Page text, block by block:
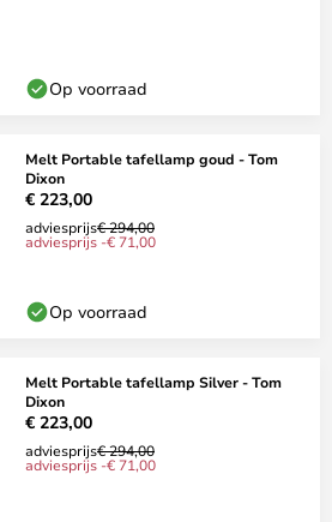
Op voorraad
Melt Portable tafellamp goud - Tom
Dixon
€ 223,00
adviesprijs€ 294,00
adviesprijs -€ 71,00
Op voorraad
Melt Portable tafellamp Silver - Tom
Dixon
€ 223,00
adviesprijs€ 294,00
adviesprijs -€ 71,00